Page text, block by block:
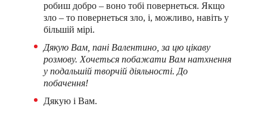
робиш добро – воно тобі повернеться. Якщо
зло – то повернеться зло, і, можливо, навіть у
більшій мірі.
Дякую Вам, пані Валентино, за цю цікаву
розмову. Хочеться побажати Вам натхнення
у подальшій творчій діяльності. До
побачення!
Дякую і Вам.